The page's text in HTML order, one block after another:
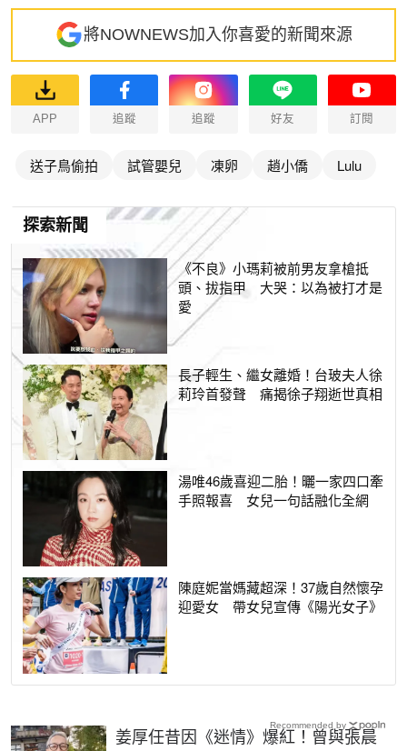
將NOWNEWS加入你喜愛的新聞來源
APP 追蹤 追蹤 好友 訂閱
送子鳥偷拍 試管嬰兒 凍卵 趙小僑 Lulu
探索新聞
《不良》小瑪莉被前男友拿槍抵
頭、拔指甲 大哭：以為被打才是
愛
長子輕生、繼女離婚！台玻夫人徐
莉玲首發聲 痛揭徐子翔逝世真相
湯唯46歲喜迎二胎！曬一家四口牽
手照報喜 女兒一句話融化全網
陳庭妮當媽藏超深！37歲自然懷孕
迎愛女 帶女兒宣傳《陽光女子》
姜厚任昔因《迷情》爆紅！曾與張晨
Recommended by